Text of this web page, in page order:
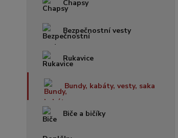
Chapsy
Bezpečnostní vesty
Rukavice
Bundy, kabáty, vesty, saka
Biče a bičíky